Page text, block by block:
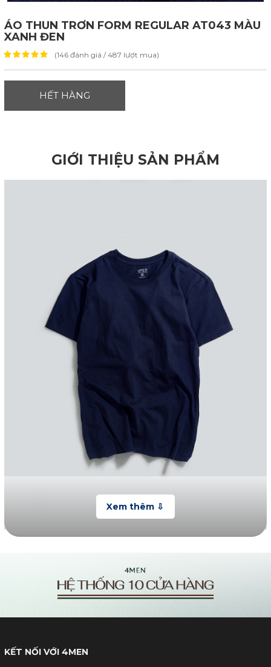
ÁO THUN TRƠN FORM REGULAR AT043 MÀU
XANH ĐEN
(146 đánh giá / 487 lượt mua)
HẾT HÀNG
GIỚI THIỆU SẢN PHẨM
KẾT NỐI VỚI 4MEN